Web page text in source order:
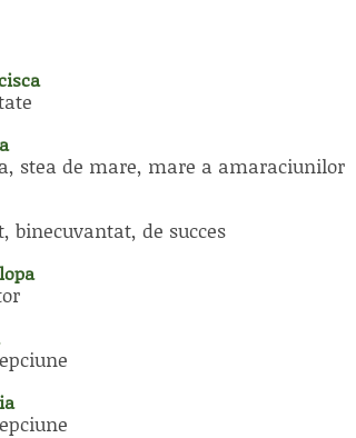
stea de mare, mare a amaraciunilor
binecuvantat, de succes